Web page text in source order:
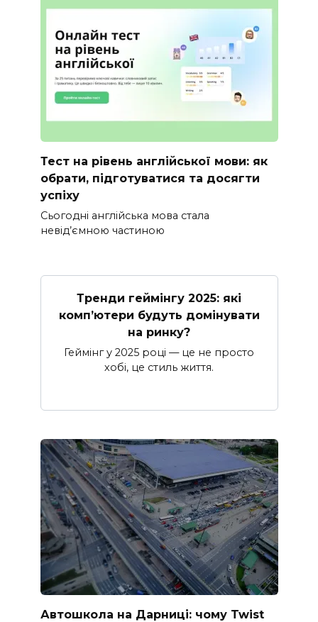
Тест на рівень англійської мови: як
обрати, підготуватися та досягти
успіху
Сьогодні англійська мова стала
невід’ємною частиною
Тренди геймінгу 2025: які
комп’ютери будуть домінувати
на ринку?
Геймінг у 2025 році — це не просто
хобі, це стиль життя.
Автошкола на Дарниці: чому Twist